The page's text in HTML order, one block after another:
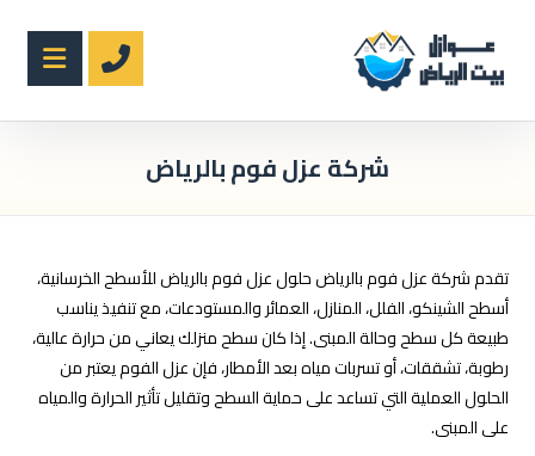
شركة عزل فوم بالرياض
تقدم شركة عزل فوم بالرياض حلول عزل فوم بالرياض للأسطح الخرسانية،
أسطح الشينكو، الفلل، المنازل، العمائر والمستودعات، مع تنفيذ يناسب
طبيعة كل سطح وحالة المبنى. إذا كان سطح منزلك يعاني من حرارة عالية،
رطوبة، تشققات، أو تسربات مياه بعد الأمطار، فإن عزل الفوم يعتبر من
الحلول العملية التي تساعد على حماية السطح وتقليل تأثير الحرارة والمياه
على المبنى.